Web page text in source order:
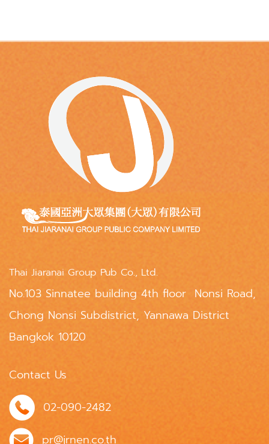
Thai Jiaranai Group Pub Co., Ltd.
No.103 Sinnatee building 4th floor Nonsi Road,
Chong Nonsi Subdistrict, Yannawa District
Bangkok 10120
Contact Us
02-090-2482
pr@jrnen.co.th